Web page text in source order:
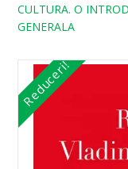
CULTURA. O
GENERALA
Reduceri!